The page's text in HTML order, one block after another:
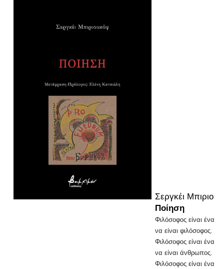
Σεργκέι
Ποίηση
Φιλόσοφος είναι ένας
να είναι φιλόσοφος.
Φιλόσοφος είναι ένας
να είναι άνθρωπος.
Φιλόσοφος είναι ένας